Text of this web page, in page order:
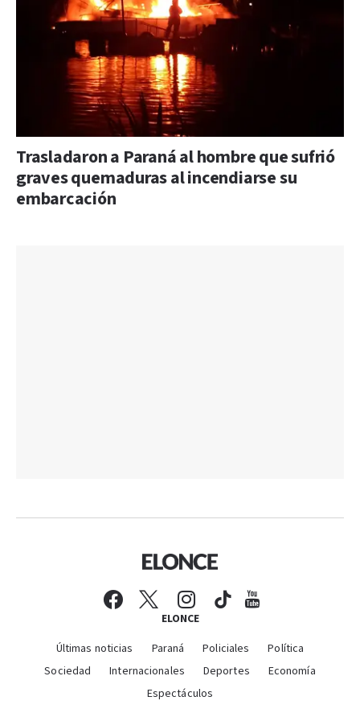
Trasladaron a Paraná al hombre que sufrió
graves quemaduras al incendiarse su
embarcación
ELONCE
Últimas noticias Paraná Policiales
Política
Sociedad
Internacionales Deportes
Economía
Espectáculos